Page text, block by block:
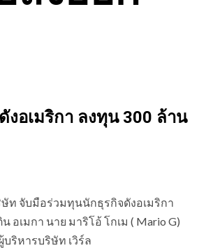
อเมริกา ลงทุน 300 ล้าน
ษัท จับมือร่วมทุนนักธุรกิจดังอเมริกา
อเมกา นาย มาริโอ้ โกเม ( Mario G)
ริหารบริษัท เวิร์ล